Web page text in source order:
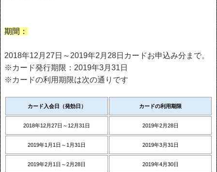
期間：
2018年12月27日～2019年2月28日カードお申込み分まで。
※カード発行期限：2019年3月31日
※カードの利用期限は次の通りです
カード入会日（発効日） カードの利用期限
2018年12月27日～12月31日 2019年2月28日
2019年1月1日～1月31日 2019年3月31日
2019年2月1日～2月28日 2019年4月30日